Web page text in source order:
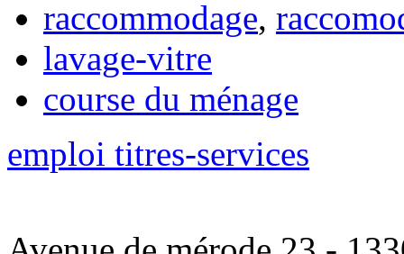
raccommodage,
lavage-vitre
course du ménage
emploi titres-services